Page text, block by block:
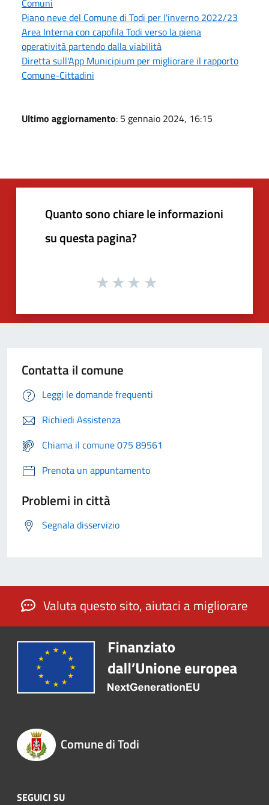
Piano neve del Comune di Todi per l'inverno 2022/23
Area Interna con capofila Todi verso la piena
operatività partendo dalla viabilità
Diretta sull'App Municipium per migliorare il rapporto
Comune-Cittadini
Ultimo aggiornamento: 5 gennaio 2024, 16:15
Quanto sono chiare le informazioni
su questa pagina?
Contatta il comune
Leggi le domande frequenti
Richiedi Assistenza
Chiama il comune 075 89561
Prenota un appuntamento
Problemi in città
Segnala disservizio
Valuta questo sito, aiutaci a migliorare
Comune di Todi
SEGUICI SU